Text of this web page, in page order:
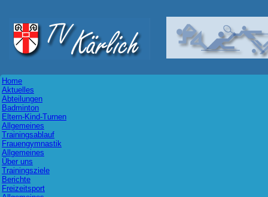
Home
Aktuelles
Abteilungen
Badminton
Eltern-Kind-Turnen
Allgemeines
Trainingsablauf
Frauengymnastik
Allgemeines
Über uns
Trainingsziele
Berichte
Freizeitsport